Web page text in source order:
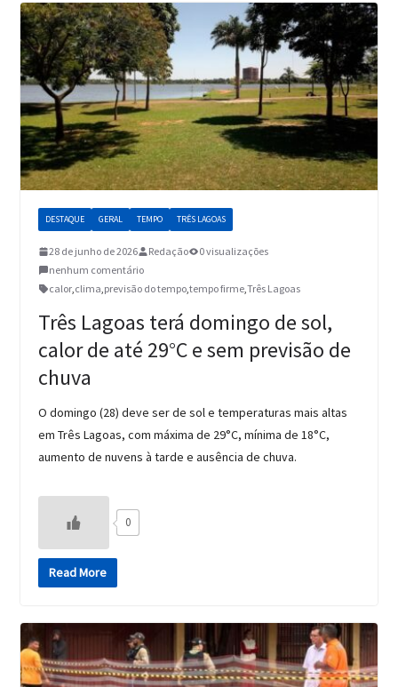
DESTAQUE GERAL TEMPO TRÊS LAGOAS
28 de junho de 2026 Redação
0 visualizações
nenhum comentário
calor,clima,previsão do tempo,tempo firme,Três Lagoas
Três Lagoas terá domingo de sol,
calor de até 29°C e sem previsão de
chuva
O domingo (28) deve ser de sol e temperaturas mais altas
em Três Lagoas, com máxima de 29°C, mínima de 18°C,
aumento de nuvens à tarde e ausência de chuva.
0
Read More